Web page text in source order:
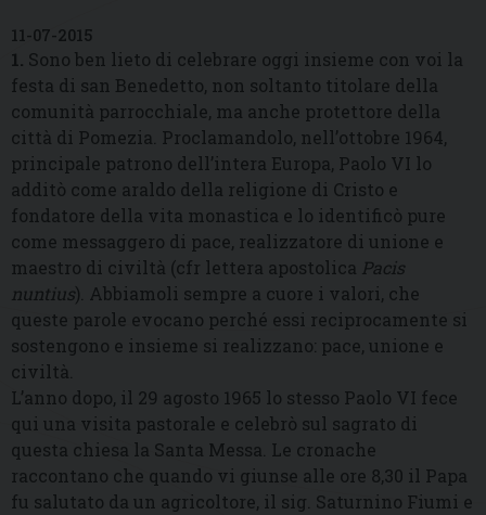
11-07-2015
1. Sono ben lieto di celebrare oggi insieme con voi la
festa di san Benedetto, non soltanto titolare della
comunità parrocchiale, ma anche protettore della
città di Pomezia. Proclamandolo, nell’ottobre 1964,
principale patrono dell’intera Europa, Paolo VI lo
additò come araldo della religione di Cristo e
fondatore della vita monastica e lo identificò pure
come messaggero di pace, realizzatore di unione e
maestro di civiltà (cfr lettera apostolica Pacis
nuntius). Abbiamoli sempre a cuore i valori, che
queste parole evocano perché essi reciprocamente si
sostengono e insieme si realizzano: pace, unione e
civiltà.
L’anno dopo, il 29 agosto 1965 lo stesso Paolo VI fece
qui una visita pastorale e celebrò sul sagrato di
questa chiesa la Santa Messa. Le cronache
raccontano che quando vi giunse alle ore 8,30 il Papa
fu salutato da un agricoltore, il sig. Saturnino Fiumi e